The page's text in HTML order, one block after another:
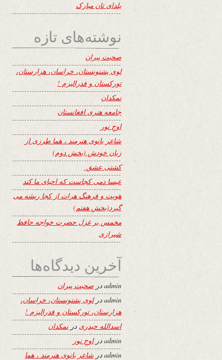
یلدای تان مبارک
نوشته‌های تازه
صحبت پیران
لوی پشتونستان، خراسان، هزارستان،
تورکستان و فدرالیزم !
نمکدان
جامعه هنری افغانستان
اوجِ نور
شاعر بانوی هنرمند ، هما طرزی از
زبان خودش (بخش دوم)
کشتی عشق
عیسا دمی کجاست که احیای ما کند
هویت و فرهنگ هرات از کجا ریشه می
گیرد(بخش هفتم)
مخمس بر غزل حضرت خواجه حافظ
شیرازی
آخرین دیدگاه‌ها
adminدر صحبت پیران
admin درلوی پشتونستان، خراسان،
هزارستان، تورکستان و فدرالیزم !
اسدالله حیدری درنمکدان
adminدراوجِ نور
adminدر شاعر بانوی هنرمند ، هما